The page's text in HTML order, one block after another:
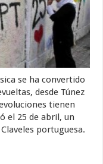
se ha convertido
desde Túnez
tienen
el 25 de abril, un
portuguesa.